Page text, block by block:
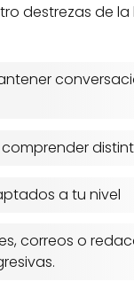
destrezas de la
a tu nivel
correos o